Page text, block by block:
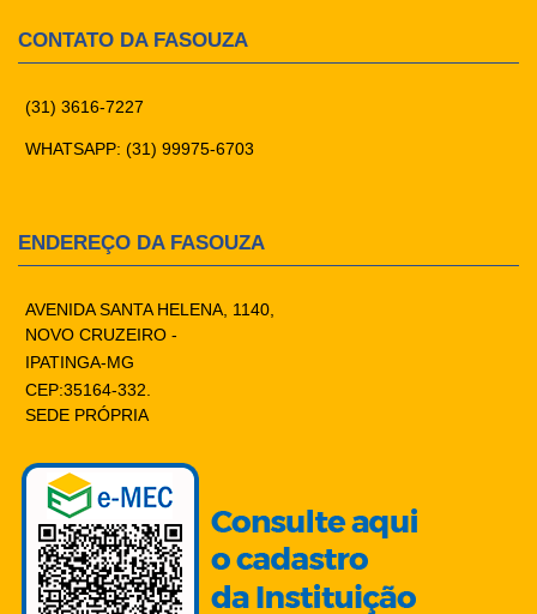
CONTATO DA FASOUZA
(31) 3616-7227
WHATSAPP: (31) 99975-6703
ENDEREÇO DA FASOUZA
AVENIDA SANTA HELENA, 1140,
NOVO CRUZEIRO -
IPATINGA-MG
CEP:35164-332.
SEDE PRÓPRIA